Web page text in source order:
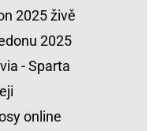
2025 živě
2025
- Sparta
online